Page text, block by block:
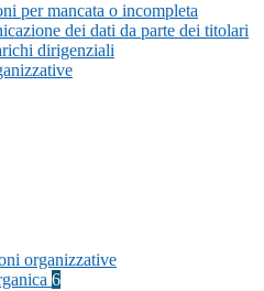
per mancata o incompleta
dei dati da parte dei titolari
dirigenziali
organizzative
6